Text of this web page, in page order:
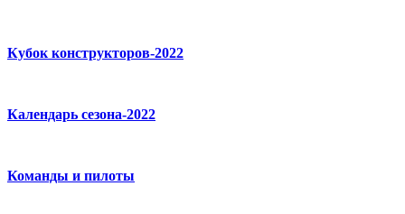
Кубок конструкторов-2022
Календарь сезона-2022
Команды и пилоты